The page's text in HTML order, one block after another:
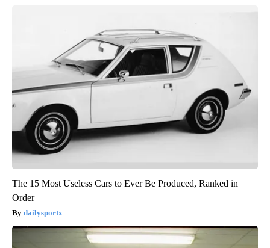
The 15 Most Useless Cars to Ever Be Produced, Ranked in
Order
dailysportx